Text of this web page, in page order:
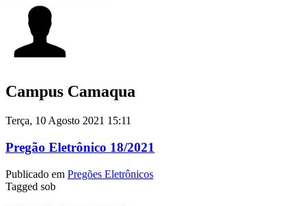
Campus Camaqua
Terça, 10 Agosto 2021 15:11
Pregão Eletrônico 18/2021
Publicado em Pregões Eletrônicos
Tagged sob